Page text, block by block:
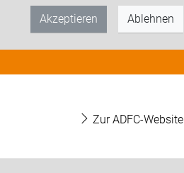
Akzeptieren Ablehnen
Zur ADFC-Website